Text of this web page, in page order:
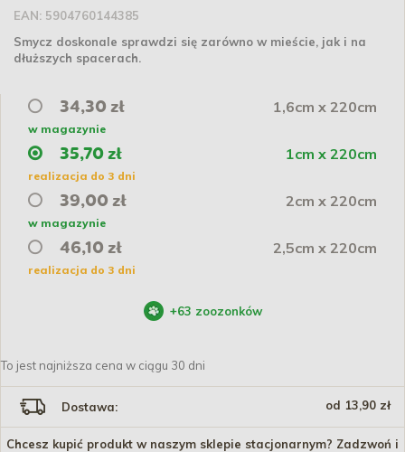
EAN: 5904760144385
Smycz doskonale sprawdzi się zarówno w mieście, jak i na
dłuższych spacerach.
34,30 zł 1,6cm x 220cm
w magazynie
35,70 zł 1cm x 220cm
realizacja do 3 dni
39,00 zł 2cm x 220cm
w magazynie
46,10 zł 2,5cm x 220cm
realizacja do 3 dni
+63 zoozonków
To jest najniższa cena w ciągu 30 dni
Dostawa: od 13,90 zł
Chcesz kupić produkt w naszym sklepie stacjonarnym? Zadzwoń i